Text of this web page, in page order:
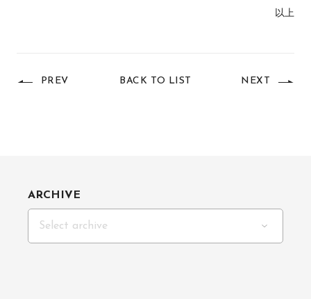
以上
PREV BACK TO LIST NEXT
ARCHIVE
Select archive